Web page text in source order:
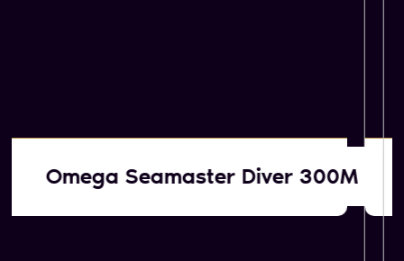
Αγοράζουμε εμείς
ΚΑΤΟΠΙΝ ΕΚΤΙΜΗΣΗΣ
Omega Seamaster Diver 300M